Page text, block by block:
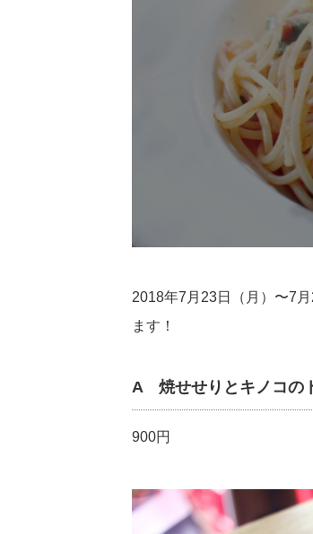
2018年7月23日（月）〜7
ます！
A 焼せせりとキノコの
900円